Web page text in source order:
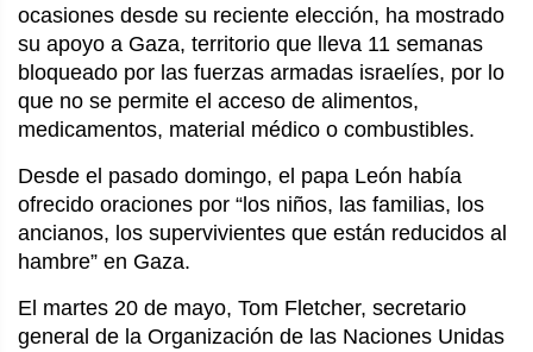
ocasiones desde su reciente elección, ha mostrado
su apoyo a Gaza, territorio que lleva 11 semanas
bloqueado por las fuerzas armadas israelíes, por lo
que no se permite el acceso de alimentos,
medicamentos, material médico o combustibles.
Desde el pasado domingo, el papa León había
ofrecido oraciones por “los niños, las familias, los
ancianos, los supervivientes que están reducidos al
hambre” en Gaza.
El martes 20 de mayo, Tom Fletcher, secretario
general de la Organización de las Naciones Unidas